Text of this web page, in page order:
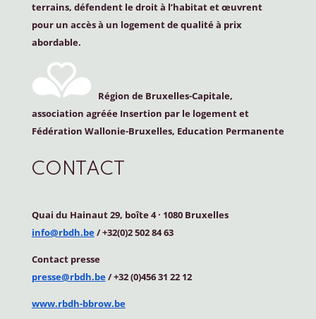
terrains, défendent le droit à l’habitat et œuvrent
pour un accès à un logement de qualité à prix
abordable.
Région de Bruxelles-Capitale,
association agréée Insertion par le logement et
Fédération Wallonie-Bruxelles, Education Permanente
CONTACT
Quai du Hainaut 29, boîte 4· 1080 Bruxelles
info@rbdh.be/ +32(0)2 502 84 63
Contact presse
presse@rbdh.be/ +32 (0)456 31 22 12
www.rbdh-bbrow.be